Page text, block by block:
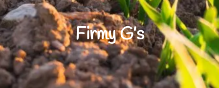
Firmy G’s